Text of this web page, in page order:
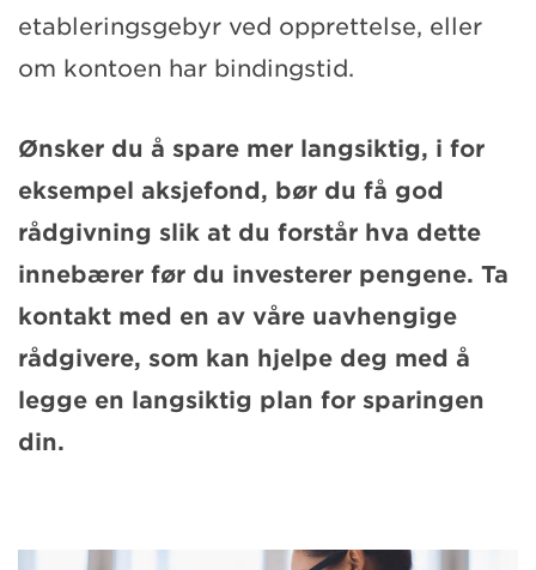
etableringsgebyr ved opprettelse, eller
om kontoen har bindingstid.
Ønsker du å spare mer langsiktig, i for
eksempel aksjefond, bør du få god
rådgivning slik at du forstår hva dette
innebærer før du investerer pengene. Ta
kontakt med en av våre uavhengige
rådgivere, som kan hjelpe deg med å
legge en langsiktig plan for sparingen
din.